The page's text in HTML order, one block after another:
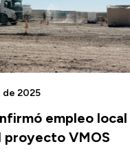
empleo local
proyecto VMOS
2025